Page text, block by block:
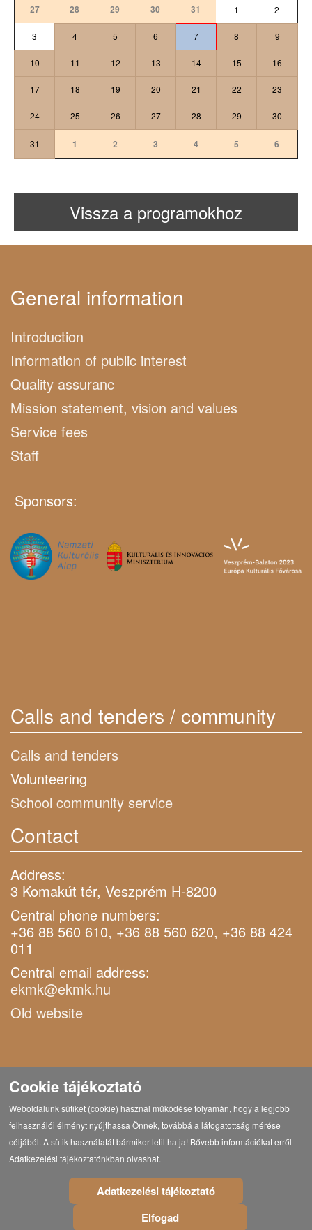
27
28 29 30 31 1 2
3 4 5 6 7 8 9
10 11 12 13 14 15 16
17 18 19 20 21 22 23
24 25 26 27 28 29 30
31 1 2 3 4 5 6
Vissza a programokhoz
General information
Introduction
Information of public interest
Quality assuranc
Mission statement, vision and values
Service fees
Staff
Sponsors:
Calls and tenders / community
Calls and tenders
Volunteering
School community service
Contact
Address:
3 Komakút tér, Veszprém H-8200
Central phone numbers:
+36 88 560 610, +36 88 560 620, +36 88 424
011
Central email address:
ekmk@ekmk.hu
Old website
© Copyright 2021 Eötvös Károly Megyei Könyvtár
Cookie tájékoztató
Weboldalunk sütiket (cookie) használ működése folyamán, hogy a legjobb
felhasználói élményt nyújthassa Önnek, továbbá a látogatottság mérése
céljából. A sütik használatát bármikor letilthatja! Bővebb információkat erről
Adatkezelési tájékoztatónkban olvashat.
Adatkezelési tájékoztató
Elfogad